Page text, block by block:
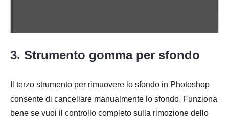
3. Strumento gomma per sfondo
Il terzo strumento per rimuovere lo sfondo in Photoshop
consente di cancellare manualmente lo sfondo. Funziona
bene se vuoi il controllo completo sulla rimozione dello